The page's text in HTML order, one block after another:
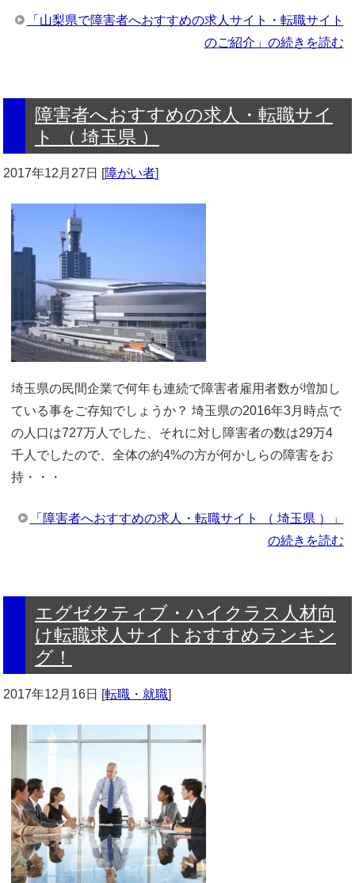
「山梨県で障害者へおすすめの求人サイト・転職サイト
のご紹介」の続きを読む
障害者へおすすめの求人・転職サイ
ト （ 埼玉県 ）
2017年12月27日 [障がい者]
埼玉県の民間企業で何年も連続で障害者雇用者数が増加し
ている事をご存知でしょうか？ 埼玉県の2016年3月時点で
の人口は727万人でした、それに対し障害者の数は29万4
千人でしたので、全体の約4%の方が何かしらの障害をお
持・・・
「障害者へおすすめの求人・転職サイト （ 埼玉県 ）」
の続きを読む
エグゼクティブ・ハイクラス人材向
け転職求人サイトおすすめランキン
グ！
2017年12月16日 [転職・就職]